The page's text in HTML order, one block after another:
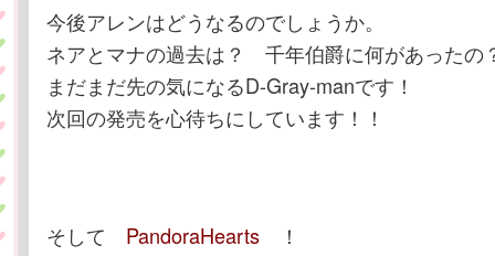
今後アレンはどうなるのでしょうか。
ネアとマナの過去は？ 千年伯爵に何があったの
まだまだ先の気になるD-Gray-manです！
次回の発売を心待ちにしています！！
そして PandoraHearts ！